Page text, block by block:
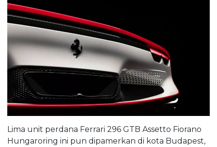
Lima unit perdana Ferrari 296 GTB Assetto Fiorano
Hungaroring ini pun dipamerkan di kota Budapest,